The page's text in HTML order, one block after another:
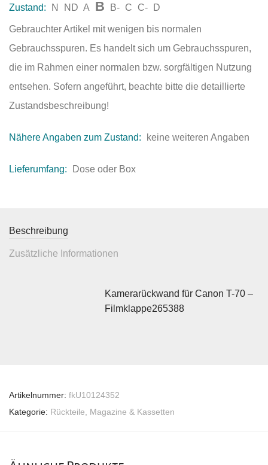
Zustand: N ND A B B- C C- D
Gebrauchter Artikel mit wenigen bis normalen
Gebrauchsspuren. Es handelt sich um Gebrauchsspuren,
die im Rahmen einer normalen bzw. sorgfältigen Nutzung
entsehen. Sofern angeführt, beachte bitte die detaillierte
Zustandsbeschreibung!
Nähere Angaben zum Zustand: keine weiteren Angaben
Lieferumfang: Dose oder Box
Beschreibung
Zusätzliche Informationen
Kamerarückwand für Canon T-70 –
Filmklappe265388
Artikelnummer: fkU10124352
Kategorie: Rückteile, Magazine & Kassetten